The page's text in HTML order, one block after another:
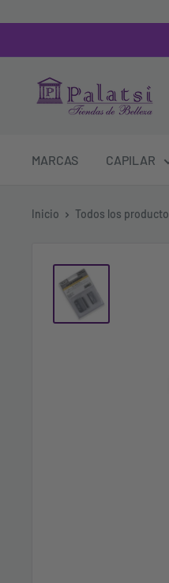
MARCAS CAPILAR
Inicio Todos los